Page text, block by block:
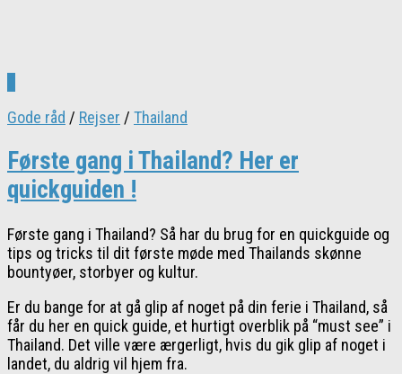
Gode råd / Rejser / Thailand
Første gang i Thailand? Her er
quickguiden !
Første gang i Thailand? Så har du brug for en quickguide og
tips og tricks til dit første møde med Thailands skønne
bountyøer, storbyer og kultur.
Er du bange for at gå glip af noget på din ferie i Thailand, så
får du her en quick guide, et hurtigt overblik på “must see” i
Thailand. Det ville være ærgerligt, hvis du gik glip af noget i
landet, du aldrig vil hjem fra.